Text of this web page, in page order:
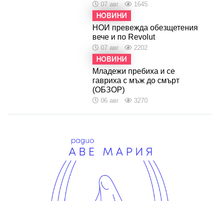
07 авг 1645
НОВИНИ
НОИ превежда обезщетения
вече и по Revolut
07 авг 2202
НОВИНИ
Младежи пребиха и се
гавриха с мъж до смърт
(ОБЗОР)
06 авг 3270